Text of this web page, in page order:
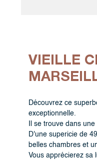
VIEILLE
Découvrez ce
exceptionnelle.
Il se trouve dans
D'une supericie de
belles chambres et
Vous apprécierez sa